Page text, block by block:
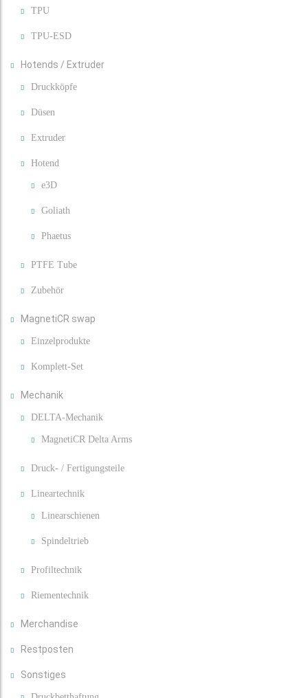
TPU
TPU-ESD
Hotends / Extruder
Druckköpfe
Düsen
Extruder
Hotend
e3D
Goliath
Phaetus
PTFE Tube
Zubehör
MagnetiCR swap
Einzelprodukte
Komplett-Set
Mechanik
DELTA-Mechanik
MagnetiCR Delta Arms
Druck- / Fertigungsteile
Lineartechnik
Linearschienen
Spindeltrieb
Profiltechnik
Riementechnik
Merchandise
Restposten
Sonstiges